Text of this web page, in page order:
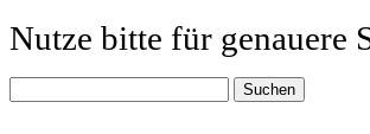
Nutze bitte für genauere